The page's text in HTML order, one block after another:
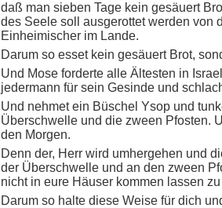
daß man sieben Tage kein gesäuert
des Seele soll ausgerottet werden von
Einheimischer im Lande.
Darum so esset kein gesäuert Brot,
Und Mose forderte alle Ältesten in
jedermann für sein Gesinde und
Und nehmet ein Büschel Ysop und
Überschwelle und die zween Pfosten.
den Morgen.
Denn der, Herr wird umhergehen und
der Überschwelle und an den zween
nicht in eure Häuser kommen lassen
Darum so halte diese Weise für dich